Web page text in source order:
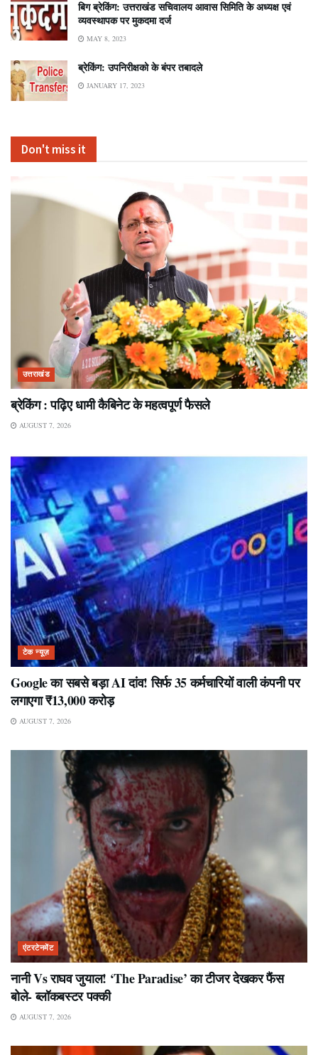
बिग ब्रेकिंग: उत्तराखंड सचिवालय आवास सिमिति के अध्यक्ष एवं
व्यवस्थापक पर मुकदमा दर्ज
MAY 8, 2023
ब्रेकिंग: उपनिरीक्षको के बंपर तबादले
JANUARY 17, 2023
Don't miss it
उत्तराखंड
ब्रेकिंग : पढ़िए धामी कैबिनेट के महत्वपूर्ण फैसले
AUGUST 7, 2026
टेक न्यूज़
Google का सबसे बड़ा AI दांव! सिर्फ 35 कर्मचारियों वाली कंपनी पर
लगाएगा ₹13,000 करोड़
AUGUST 7, 2026
एंटरटेनमेंट
नानी Vs राघव जुयाल! ‘The Paradise’ का टीजर देखकर फैंस
बोले- ब्लॉकबस्टर पक्की
AUGUST 7, 2026